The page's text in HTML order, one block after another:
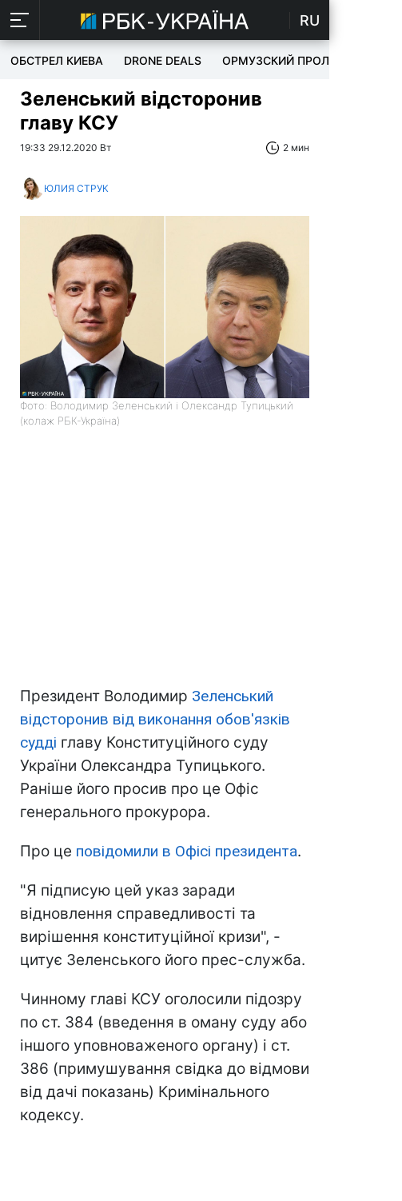
RU
ОБСТРЕЛ КИЕВА DRONE DEALS ОРМУЗСКИЙ ПРОЛИВ
Зеленський відсторонив
главу КСУ
19:33 29.12.2020 Вт 2 мин
ЮЛИЯ СТРУК
Фото: Володимир Зеленський і Олександр Тупицький
(колаж РБК-Україна)
Президент Володимир Зеленський
відсторонив від виконання обов'язків
судді главу Конституційного суду
України Олександра Тупицького.
Раніше його просив про це Офіс
генерального прокурора.
Про це повідомили в Офісі президента.
"Я підписую цей указ заради
відновлення справедливості та
вирішення конституційної кризи", -
цитує Зеленського його прес-служба.
Чинному главі КСУ оголосили підозру
по ст. 384 (введення в оману суду або
іншого уповноваженого органу) і ст.
386 (примушування свідка до відмови
від дачі показань) Кримінального
кодексу.